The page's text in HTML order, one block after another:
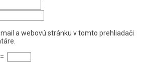
a webovú stránku v tomto prehliadači
=